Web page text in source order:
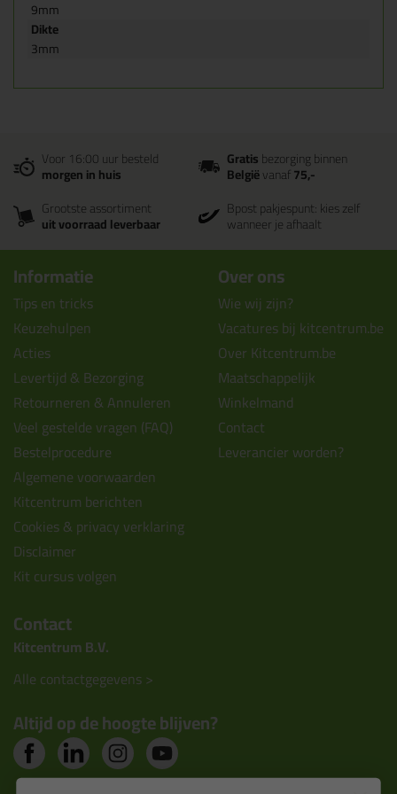
9mm
Dikte
3mm
Voor 16:00 uur besteld
morgen in huis
Gratisbezorging binnen
Belgiëvanaf75,-
Grootste assortiment
uit voorraad leverbaar
Bpost pakjespunt: kies zelf
wanneer je afhaalt
Informatie
Tips en tricks
Keuzehulpen
Acties
Levertijd & Bezorging
Retourneren & Annuleren
Veel gestelde vragen (FAQ)
Bestelprocedure
Algemene voorwaarden
Kitcentrum berichten
Cookies & privacy verklaring
Disclaimer
Kit cursus volgen
Over ons
Wie wij zijn?
Vacatures bij kitcentrum.be
Over Kitcentrum.be
Maatschappelijk
Winkelmand
Contact
Leverancier worden?
Contact
Kitcentrum B.V.
Alle contactgegevens >
Altijd op de hoogte blijven?